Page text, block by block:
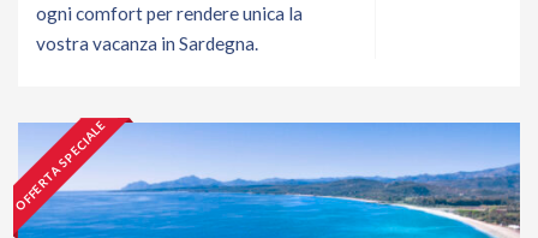
ogni comfort per rendere unica la
vostra vacanza in Sardegna.
OFFERTA SPECIALE